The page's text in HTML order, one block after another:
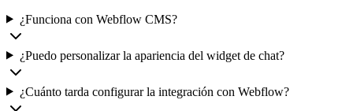
¿Funciona con Webflow CMS?
¿Puedo personalizar la apariencia del widget de chat?
¿Cuánto tarda configurar la integración con Webflow?